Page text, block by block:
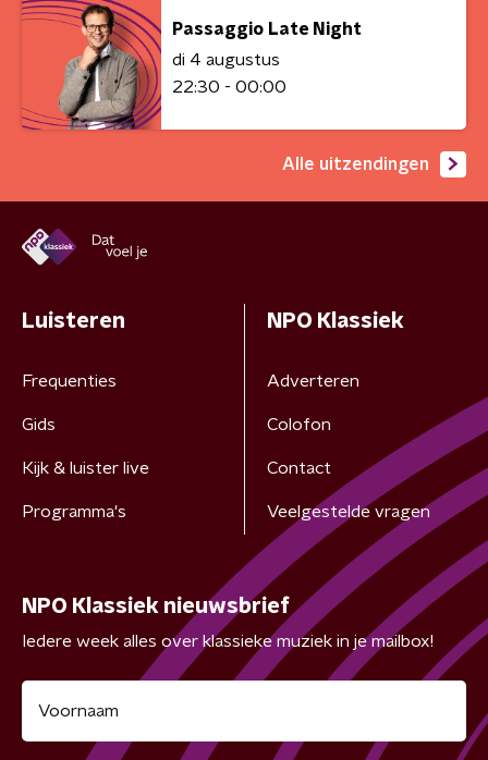
Passaggio Late Night
di 4 augustus
22:30 - 00:00
Alle uitzendingen
Luisteren
Frequenties
Gids
Kijk & luister live
Programma's
NPO Klassiek
Adverteren
Colofon
Contact
Veelgestelde vragen
NPO Klassiek nieuwsbrief
Iedere week alles over klassieke muziek in je mailbox!